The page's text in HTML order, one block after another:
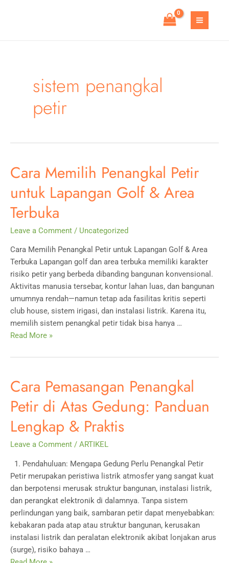
MAIN
sistem penangkal
petir
Cara Memilih Penangkal Petir
untuk Lapangan Golf & Area
Terbuka
Leave a Comment / Uncategorized
Cara Memilih Penangkal Petir untuk Lapangan Golf & Area
Terbuka Lapangan golf dan area terbuka memiliki karakter
risiko petir yang berbeda dibanding bangunan konvensional.
Aktivitas manusia tersebar, kontur lahan luas, dan bangunan
umumnya rendah—namun tetap ada fasilitas kritis seperti
club house, sistem irigasi, dan instalasi listrik. Karena itu,
memilih sistem penangkal petir tidak bisa hanya …
Cara
Penangkal
untuk
Golf
&
Area
Terbuka
Read More »
Cara Pemasangan Penangkal
Petir di Atas Gedung: Panduan
Lengkap & Praktis
Leave a Comment / ARTIKEL
1. Pendahuluan: Mengapa Gedung Perlu Penangkal Petir
Petir merupakan peristiwa listrik atmosfer yang sangat kuat
dan berpotensi merusak struktur bangunan, instalasi listrik,
dan perangkat elektronik di dalamnya. Tanpa sistem
perlindungan yang baik, sambaran petir dapat menyebabkan:
kebakaran pada atap atau struktur bangunan, kerusakan
instalasi listrik dan peralatan elektronik akibat lonjakan arus
(surge), risiko bahaya …